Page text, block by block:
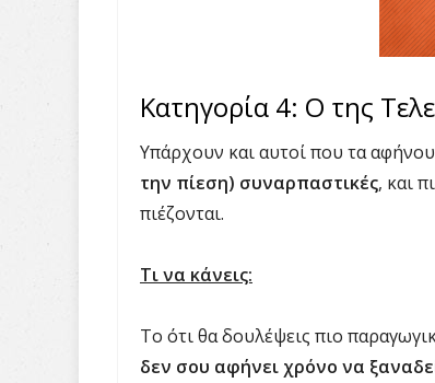
Κατηγορία 4: Ο της
Υπάρχουν και αυτοί που τα
την πίεση) συναρπαστικές, και
πιέζονται.
Τι να κάνεις:
Το ότι θα δουλέψεις πιο
δεν σου αφήνει χρόνο να